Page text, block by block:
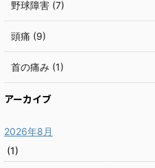
野球障害 (7)
頭痛 (9)
首の痛み (1)
アーカイブ
2026年8月
(1)